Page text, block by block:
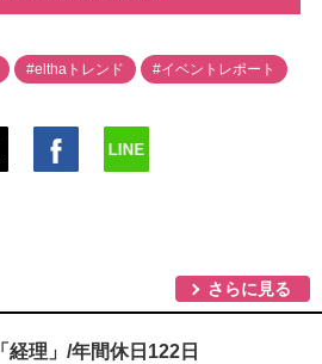
#elthaトレンド #イベントレポート
さらに見る
理」/年間休日122日